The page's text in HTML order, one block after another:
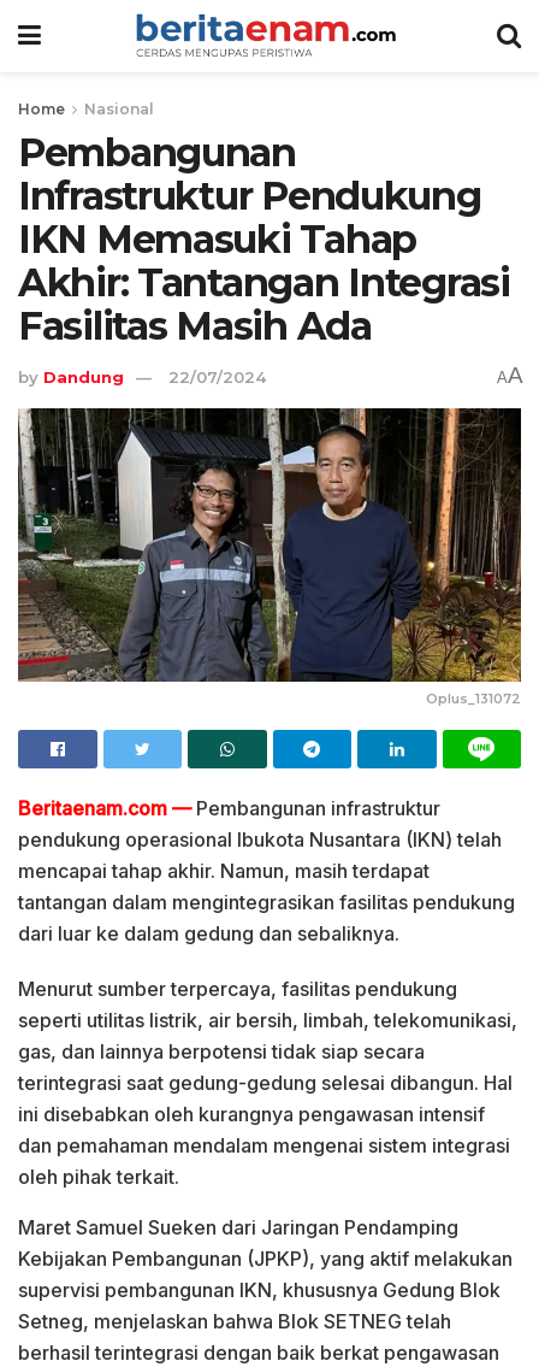
Home Nasional
Pembangunan
Infrastruktur Pendukung
IKN Memasuki Tahap
Akhir: Tantangan Integrasi
Fasilitas Masih Ada
by Dandung 22/07/2024 AA
Oplus_131072
Beritaenam.com — Pembangunan infrastruktur
pendukung operasional Ibukota Nusantara (IKN) telah
mencapai tahap akhir. Namun, masih terdapat
tantangan dalam mengintegrasikan fasilitas pendukung
dari luar ke dalam gedung dan sebaliknya.
Menurut sumber terpercaya, fasilitas pendukung
seperti utilitas listrik, air bersih, limbah, telekomunikasi,
gas, dan lainnya berpotensi tidak siap secara
terintegrasi saat gedung-gedung selesai dibangun. Hal
ini disebabkan oleh kurangnya pengawasan intensif
dan pemahaman mendalam mengenai sistem integrasi
oleh pihak terkait.
Maret Samuel Sueken dari Jaringan Pendamping
Kebijakan Pembangunan (JPKP), yang aktif melakukan
supervisi pembangunan IKN, khususnya Gedung Blok
Setneg, menjelaskan bahwa Blok SETNEG telah
berhasil terintegrasi dengan baik berkat pengawasan